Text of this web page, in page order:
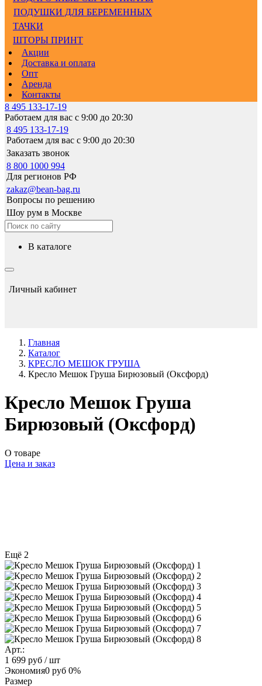
ПОДУШКИ ДЛЯ БЕРЕМЕННЫХ
ТАЧКИ
ШТОРЫ ПРИНТ
Акции
Доставка и оплата
Опт
Аренда
Контакты
8 495 133-17-19
Работаем для вас с 9:00 до 20:30
8 495 133-17-19
Работаем для вас с 9:00 до 20:30
Заказать звонок
8 800 1000 994
Для регионов РФ
zakaz@bean-bag.ru
Вопросы по решению
Шоу рум в Москве
в каталоге
Личный кабинет
Главная
Каталог
КРЕСЛО МЕШОК ГРУША
Кресло Мешок Груша Бирюзовый (Оксфорд)
Кресло Мешок Груша
Бирюзовый (Оксфорд)
О товаре
Цена и заказ
Ещё 2
Арт.:
1 699 руб / шт
Экономия0 руб 0%
Размер